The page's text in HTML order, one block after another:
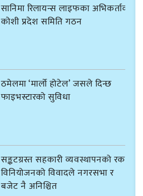
सानिमा रिलायन्स लाइफका अभिकर्ताको
कोशी प्रदेश समिति गठन
ठमेलमा ‘मार्लो होटेल’ जसले दिन्छ
फाइभस्टारको सुविधा
सङ्कटग्रस्त सहकारी व्यवस्थापनको रकम
विनियोजनको विवादले नगरसभा र
बजेट नै अनिश्चित